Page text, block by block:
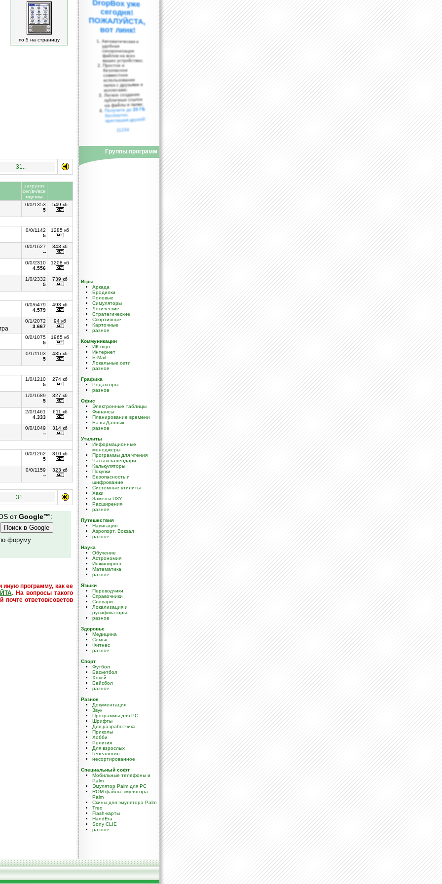
по 5 на страницу
31..
загрузок
сег/вч/все
оценка
0/0/1353
5
549 кб
0/0/1142
5
1285 кб
0/0/1627
--
343 кб
0/0/2310
4.556
1208 кб
1/0/2332
5
739 кб
0/0/6479
4.579
493 кб
0/1/2072
3.667
94 кб
0/0/1075
5
1965 кб
0/1/1103
5
435 кб
1/0/1210
5
274 кб
1/0/1689
5
327 кб
2/0/1461
4.333
611 кб
0/0/1049
--
314 кб
0/0/1262
5
310 кб
0/0/1159
--
323 кб
31..
отGoogle™:
форуму
иную программу, как ее
. На вопросы такого
почте ответов/советов
вот линк!
Автоматическая и
удобная
синхронизация
файлов на всех
ваших устройствах;
Простое и
безопасное
совместное
использование
папок с друзьями и
коллегами;
Легкое создание
публичных ссылок
на файлы и папки;
Получите до25 ГБ
бесплатно,
приглашая друзей!
11234
Группы программ
Игры
Аркада
Бродилки
Ролевые
Симуляторы
Логические
Стратегические
Спортивные
Карточные
разное
Коммуникации
ИК-порт
Интернет
E-Mail
Локальные сети
разное
Графика
Редакторы
разное
Офис
Электронные таблицы
Финансы
Планирование времени
Базы Данных
разное
Утилиты
Информационные
менеджеры
Программы для чтения
Часы и календари
Калькуляторы
Покупки
Безопасность и
шифрование
Системные утилиты
Хаки
Замены ПЗУ
Расширения
разное
Путешествия
Навигация
Аэропорт, Вокзал
разное
Наука
Обучение
Астрономия
Инжиниринг
Математика
разное
Языки
Переводчики
Справочники
Словари
Локализация и
русификаторы
разное
Здоровье
Медицина
Семья
Фитнес
разное
Спорт
Футбол
Баскетбол
Хокей
Бейсбол
разное
Разное
Документация
Звук
Программы для PC
Шрифты
Для разработчика
Приколы
Хобби
Религия
Для взрослых
Генеалогия
несортированное
Специальный софт
Мобильные телефоны и
Palm
Эмулятор Palm для PC
ROM-файлы эмулятора
Palm
Скины для эмулятора Palm
Treo
Flash-карты
HandEra
Sony CLIE
разное